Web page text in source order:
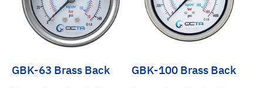
GBK-63 Brass Back GBK-100 Brass Back